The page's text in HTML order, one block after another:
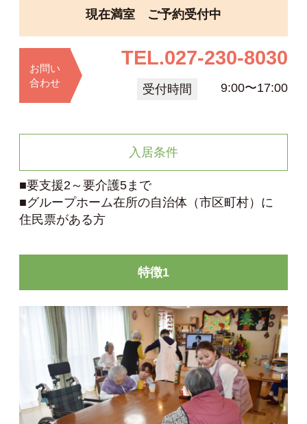
現在満室 ご予約受付中
お問い
合わせ
TEL.027-230-8030
受付時間 9:00〜17:00
入居条件
■要支援2～要介護5まで
■グループホーム在所の自治体（市区町村）に
住民票がある方
特徴1